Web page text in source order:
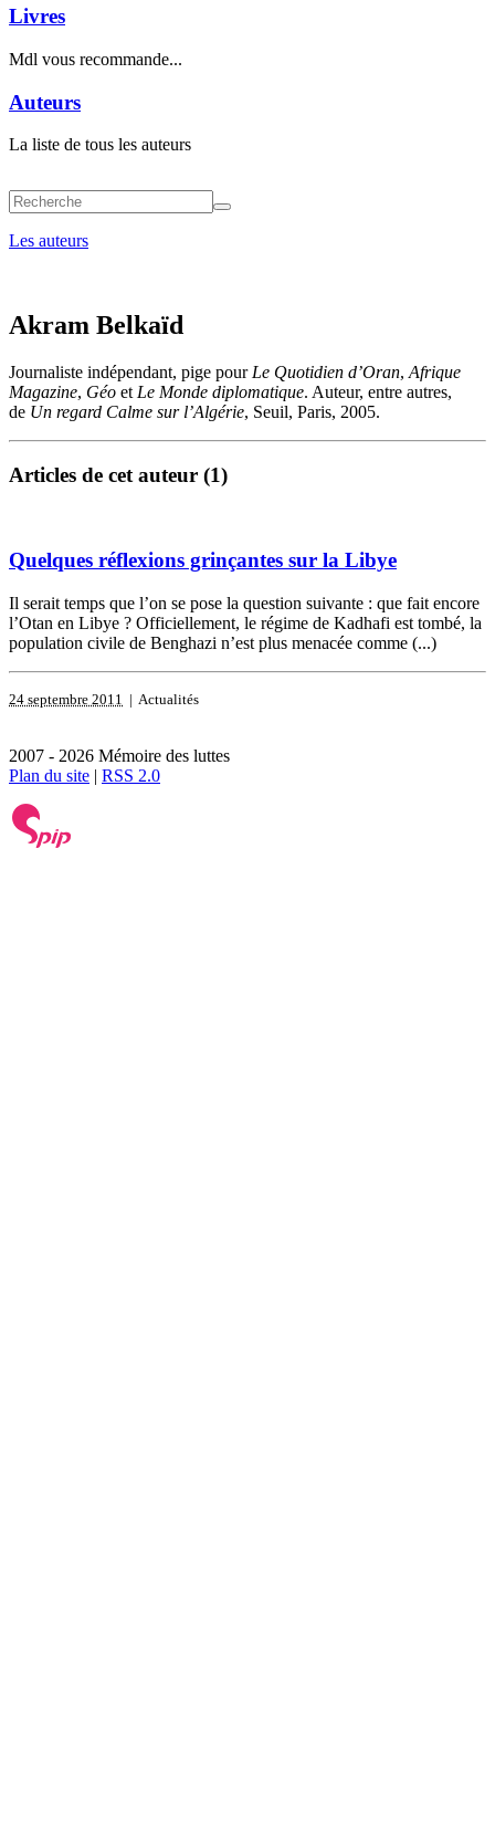
Livres
Mdl vous recommande...
Auteurs
La liste de tous les auteurs
Les auteurs
Akram Belkaïd
Journaliste indépendant, pige pour Le Quotidien d’Oran, Afrique
Magazine, Géo et Le Monde diplomatique. Auteur, entre autres,
de Un regard Calme sur l’Algérie, Seuil, Paris, 2005.
Articles de cet auteur (1)
Quelques réflexions grinçantes sur la Libye
Il serait temps que l’on se pose la question suivante : que fait encore
l’Otan en Libye ? Officiellement, le régime de Kadhafi est tombé, la
population civile de Benghazi n’est plus menacée comme (...)
24 septembre 2011 | Actualités
2007 - 2026 Mémoire des luttes
Plan du site | RSS 2.0